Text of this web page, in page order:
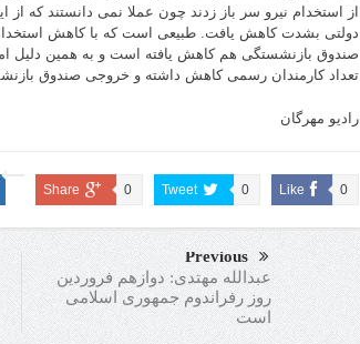
از استخدام نیرو سر باز زدند چون عملا نمی دانستند که
دولتی بشدت کاهش یافت. طبیعی است که با کاهش
صندوق بازنشستگی هم کاهش یافته است و به همین دلیل
تعداد کارمندان رسمی کاهش داشته و خروجی صندوق
رادیو مهرگان
Like 0
Tweet 0
Share 0
Previous
عبدالله مهتدی: دوازهم فروردین
روز رفراندوم جمهوری اسلامی
است